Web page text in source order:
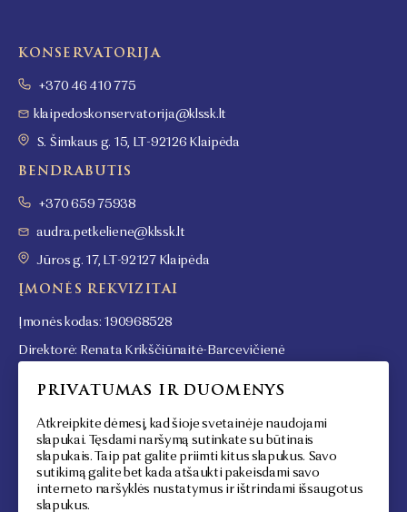
KONSERVATORIJA
+370 46 410 775
klaipedoskonservatorija@klssk.lt
S. Šimkaus g. 15, LT-92126 Klaipėda
BENDRABUTIS
+370 659 75938
audra.petkeliene@klssk.lt
Jūros g. 17, LT-92127 Klaipėda
ĮMONĖS REKVIZITAI
Įmonės kodas: 190968528
Direktorė: Renata Krikščiūnaitė-Barcevičienė
Facebook
Youtube
Instagram
PRIVATUMAS IR DUOMENYS
Atkreipkite dėmesį, kad šioje svetainėje naudojami
slapukai. Tęsdami naršymą sutinkate su būtinais
slapukais. Taip pat galite priimti kitus slapukus. Savo
sutikimą galite bet kada atšaukti pakeisdami savo
interneto naršyklės nustatymus ir ištrindami išsaugotus
slapukus.